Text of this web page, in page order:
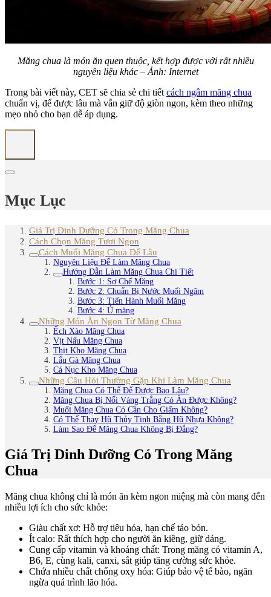
Măng chua là món ăn quen thuộc, kết hợp được với rất nhiều
nguyên liệu khác – Ảnh: Internet
Trong bài viết này, CET sẽ chia sẻ chi tiết cách ngâm măng chua
chuẩn vị, để được lâu mà vẫn giữ độ giòn ngon, kèm theo những
mẹo nhỏ cho bạn dễ áp dụng.
Mục Lục
Giá Trị Dinh Dưỡng Có Trong Măng Chua
Cách Chọn Măng Tươi Ngon
Cách Muối Măng Chua Để Lâu
Nguyên Liệu Để Làm Măng Chua
Hướng Dẫn Làm Măng Chua Chi Tiết
Bước 1: Sơ Chế Măng
Bước 2: Chuẩn Bị Nước Muối Ngâm
Bước 3: Tiến Hành Muối Măng
Bước 4: Ủ măng
Những Món Ăn Ngon Từ Măng Chua
Ếch Xào Măng Chua
Vịt Nấu Măng Chua
Thịt Kho Măng Chua
Lẩu Gà Măng Chua
Cá Nục Kho Măng Chua
Những Câu Hỏi Thường Gặp Khi Làm Măng Chua
Măng Chua Có Thể Để Được Bao Lâu?
Măng Chua Bị Nổi Váng Trắng Có Ăn Được Không?
Muối Măng Chua Có Cần Cho Giấm Không?
Có Thể Thay Hũ Thủy Tinh Bằng Hũ Nhựa Không?
Làm Sao Để Măng Chua Không Bị Đắng?
Giá Trị Dinh Dưỡng Có Trong Măng
Chua
Măng chua không chỉ là món ăn kèm ngon miệng mà còn mang đến
nhiều lợi ích cho sức khỏe:
Giàu chất xơ: Hỗ trợ tiêu hóa, hạn chế táo bón.
Ít calo: Rất thích hợp cho người ăn kiêng, giữ dáng.
Cung cấp vitamin và khoáng chất: Trong măng có vitamin A,
B6, E, cùng kali, canxi, sắt giúp tăng cường sức khỏe.
Chứa nhiều chất chống oxy hóa: Giúp bảo vệ tế bào, ngăn
ngừa quá trình lão hóa.